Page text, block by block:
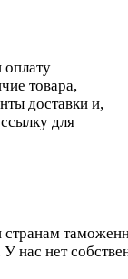
товара,
доставки и,
для
нас нет